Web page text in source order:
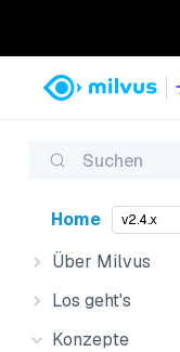
Suchen
Home v2.4.x
Über Milvus
Los geht's
Konzepte